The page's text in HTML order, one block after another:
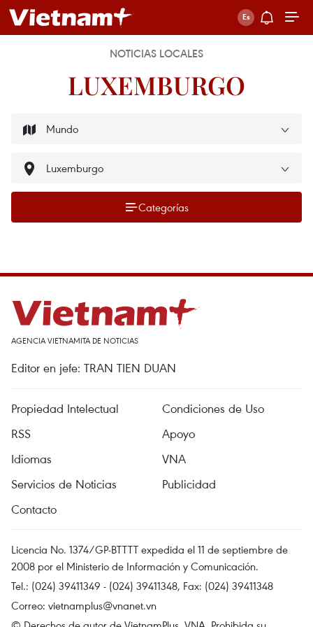
NOTICIAS LOCALES
LUXEMBURGO
Categorías
AGENCIA VIETNAMITA DE NOTICIAS
Editor en jefe: TRAN TIEN DUAN
Propiedad Intelectual
Condiciones de Uso
RSS
Apoyo
Idiomas
VNA
Servicios de Noticias
Publicidad
Contacto
Licencia No. 1374/GP-BTTTT expedida el 11 de septiembre de
2008 por el Ministerio de Información y Comunicación.
Tel.: (024) 39411349 - (024) 39411348, Fax: (024) 39411348
Correo: vietnamplus@vnanet.vn